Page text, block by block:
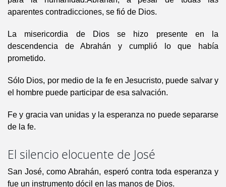
aparentes contradicciones, se fió de Dios.
La misericordia de Dios se hizo presente en la
descendencia de Abrahán y cumplió lo que había
prometido.
Sólo Dios, por medio de la fe en Jesucristo, puede salvar y
el hombre puede participar de esa salvación.
Fe y gracia van unidas y la esperanza no puede separarse
de la fe.
El silencio elocuente de José
San José, como Abrahán, esperó contra toda esperanza y
fue un instrumento dócil en las manos de Dios.